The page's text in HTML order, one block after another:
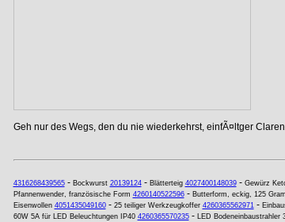
Geh nur des Wegs, den du nie wiederkehrst, einfÃ¤ltger
4316268439565- Bockwurst 20139124- Blätterteig 4027400148039- Gewürz
Pfannenwender, französische Form 4260140522596- Butterform, eckig, 125
Eisenwollen 4051435049160- 25 teiliger Werkzeugkoffer 4260365562971-
60W 5A für LED Beleuchtungen IP40 4260365570235- LED Bodeneinbaustrahler